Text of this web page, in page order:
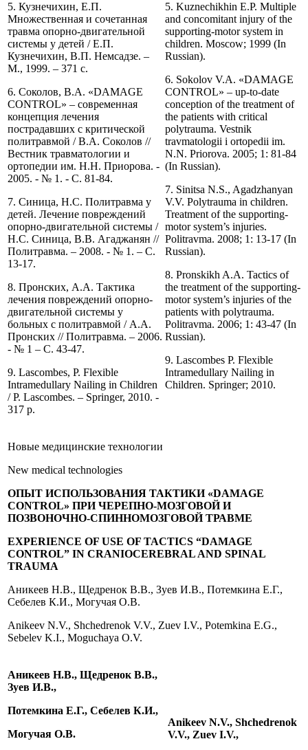
5. Кузнечихин, Е.П.
Множественная и сочетанная
травма опорно-двигательной
системы у детей / Е.П.
Кузнечихин, В.П. Немсадзе. –
М., 1999. – 371 с.
6. Соколов, В.А. «DAMAGE
CONTROL» – современная
концепция лечения
пострадавших с критической
политравмой / В.А. Соколов //
Вестник травматологии и
ортопедии им. Н.Н. Приорова. -
2005. - № 1. - С. 81-84.
7. Синица, Н.С. Политравма у
детей. Лечение повреждений
опорно-двигательной системы /
Н.С. Синица, В.В. Агаджанян //
Политравма. – 2008. - № 1. – С.
13-17.
8. Пронских, А.А. Тактика
лечения повреждений опорно-
двигательной системы у
больных с политравмой / А.А.
Пронских // Политравма. – 2006.
- № 1 – С. 43-47.
9. Lascombes, P. Flexible
Intramedullary Nailing in Children
/ P. Lascombes. – Springer, 2010. -
317 p.
5. Kuznechikhin E.P. Multiple
and concomitant injury of the
supporting-motor system in
children. Moscow; 1999 (In
Russian).
6. Sokolov V.A. «DAMAGE
CONTROL» – up-to-date
conception of the treatment of
the patients with critical
polytrauma. Vestnik
travmatologii i ortopedii im.
N.N. Priorova. 2005; 1: 81-84
(In Russian).
7. Sinitsa N.S., Agadzhanyan
V.V. Polytrauma in children.
Treatment of the supporting-
motor system’s injuries.
Politravma. 2008; 1: 13-17 (In
Russian).
8. Pronskikh A.A. Tactics of
the treatment of the supporting-
motor system’s injuries of the
patients with polytrauma.
Politravma. 2006; 1: 43-47 (In
Russian).
9. Lascombes P. Flexible
Intramedullary Nailing in
Children. Springer; 2010.
Новые медицинские технологии
New medical technologies
ОПЫТ ИСПОЛЬЗОВАНИЯ ТАКТИКИ «DAMAGE
CONTROL» ПРИ ЧЕРЕПНО-МОЗГОВОЙ И
ПОЗВОНОЧНО-СПИННОМОЗГОВОЙ ТРАВМЕ
EXPERIENCE OF USE OF TACTICS “DAMAGE
CONTROL” IN CRANIOCEREBRAL AND SPINAL
TRAUMA
Аникеев Н.В., Щедренок В.В., Зуев И.В., Потемкина Е.Г.,
Себелев К.И., Могучая О.В.
Anikeev N.V., Shchedrenok V.V., Zuev I.V., Potemkina E.G.,
Sebelev K.I., Moguchaya O.V.
Аникеев Н.В., Щедренок В.В.,
Зуев И.В.,
Потемкина Е.Г., Себелев К.И.,
Могучая О.В.
Anikeev N.V., Shchedrenok
V.V., Zuev I.V.,